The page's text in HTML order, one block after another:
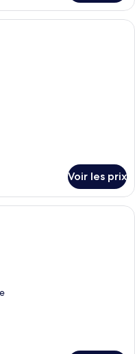
comprenant un canapé,
Voir les prix
pièce dotée d’une grande